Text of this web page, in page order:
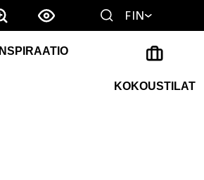
FIN
INSPIRAATIO
KOKOUSTILAT